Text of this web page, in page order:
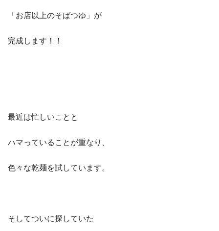
「お店以上のそばつゆ」 が
完成します！！
最近は忙しいことと
ハマっていることが重なり、
色々な乾麺を試しています。
そしてついに探していた